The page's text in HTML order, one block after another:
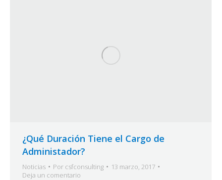
¿Qué Duración Tiene el Cargo de
Administador?
Noticias Por csfconsulting
13 marzo, 2017
Deja un comentario